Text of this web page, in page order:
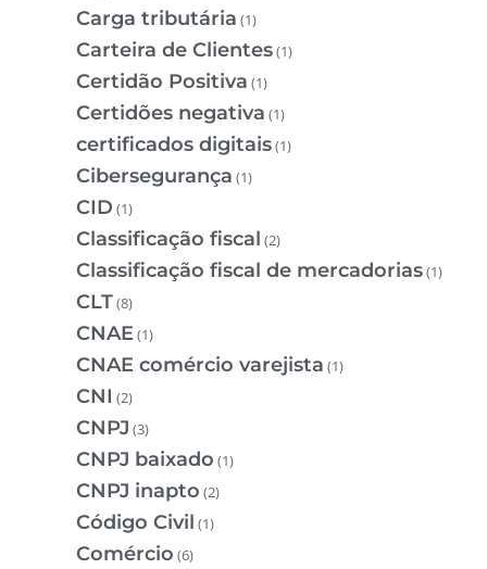
Carga tributária (1)
Carteira de Clientes(1)
Certidão Positiva (1)
Certidões negativa (1)
certificados digitais(1)
Cibersegurança (1)
CID (1)
Classificação fiscal (2)
Classificação fiscal de mercadorias(1)
CLT(8)
CNAE(1)
CNAE comércio varejista (1)
CNI (2)
CNPJ (3)
CNPJ baixado (1)
CNPJ inapto (2)
Código Civil (1)
Comércio (6)